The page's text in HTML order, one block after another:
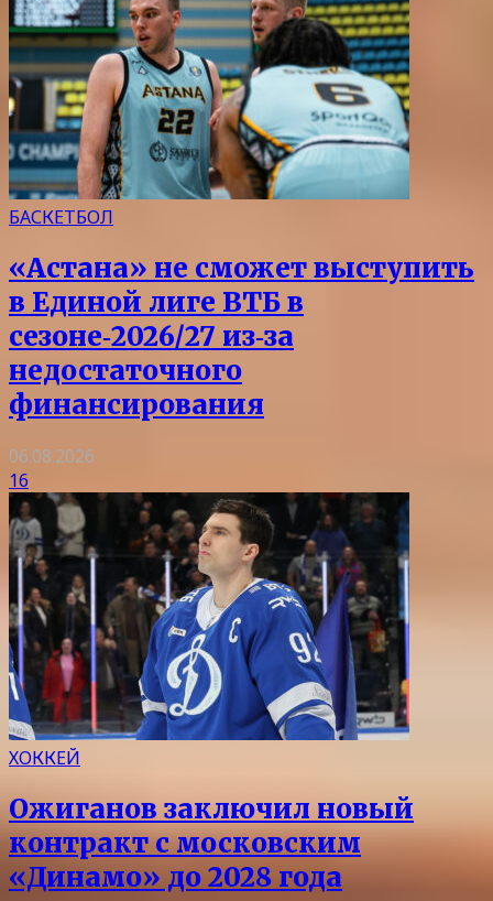
БАСКЕТБОЛ
«Астана» не сможет выступить
в Единой лиге ВТБ в
сезоне‑2026/27 из‑за
недостаточного
финансирования
06.08.2026
16
ХОККЕЙ
Ожиганов заключил новый
контракт с московским
«Динамо» до 2028 года